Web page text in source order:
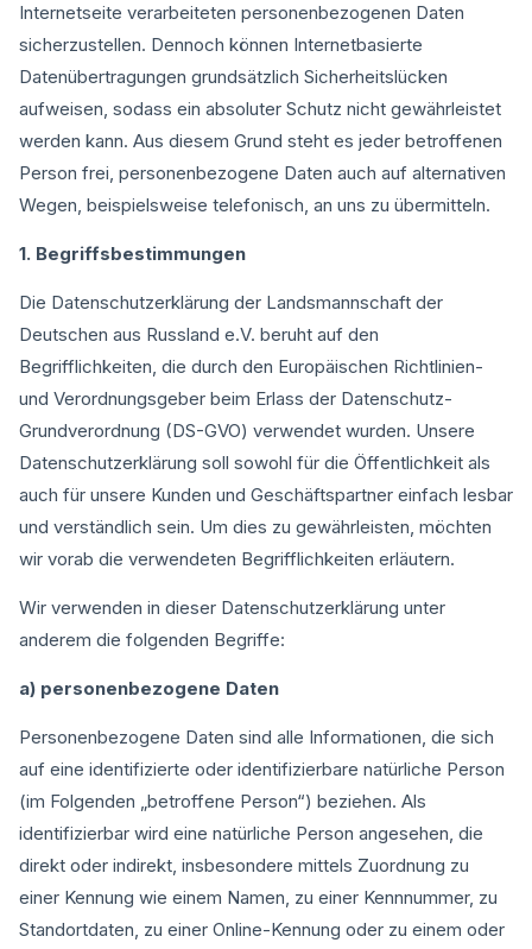
Internetseite verarbeiteten personenbezogenen Daten
sicherzustellen. Dennoch können Internetbasierte
Datenübertragungen grundsätzlich Sicherheitslücken
aufweisen, sodass ein absoluter Schutz nicht gewährleistet
werden kann. Aus diesem Grund steht es jeder betroffenen
Person frei, personenbezogene Daten auch auf alternativen
Wegen, beispielsweise telefonisch, an uns zu übermitteln.
1. Begriffsbestimmungen
Die Datenschutzerklärung der Landsmannschaft der
Deutschen aus Russland e.V. beruht auf den
Begrifflichkeiten, die durch den Europäischen Richtlinien-
und Verordnungsgeber beim Erlass der Datenschutz-
Grundverordnung (DS-GVO) verwendet wurden. Unsere
Datenschutzerklärung soll sowohl für die Öffentlichkeit als
auch für unsere Kunden und Geschäftspartner einfach lesbar
und verständlich sein. Um dies zu gewährleisten, möchten
wir vorab die verwendeten Begrifflichkeiten erläutern.
Wir verwenden in dieser Datenschutzerklärung unter
anderem die folgenden Begriffe:
a) personenbezogene Daten
Personenbezogene Daten sind alle Informationen, die sich
auf eine identifizierte oder identifizierbare natürliche Person
(im Folgenden „betroffene Person“) beziehen. Als
identifizierbar wird eine natürliche Person angesehen, die
direkt oder indirekt, insbesondere mittels Zuordnung zu
einer Kennung wie einem Namen, zu einer Kennnummer, zu
Standortdaten, zu einer Online-Kennung oder zu einem oder